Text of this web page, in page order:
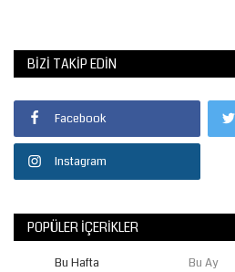
BIZI TAKIP EDIN
Facebook
Instagram
POPÜLER İÇERIKLER
Bu Hafta Bu Ay